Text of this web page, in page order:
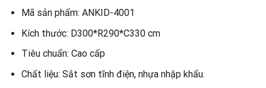
Mã sản phẩm: ANKID-4001
Kích thước: D300*R290*C330 cm
Tiêu chuẩn: Cao cấp
Chất liệu: Sắt sơn tĩnh điện, nhựa nhập khẩu.